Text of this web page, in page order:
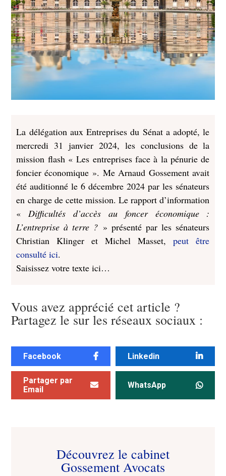
La délégation aux Entreprises du Sénat a adopté, le
mercredi 31 janvier 2024, les conclusions de la
mission flash « Les entreprises face à la pénurie de
foncier économique ». Me Arnaud Gossement avait
été auditionné le 6 décembre 2024 par les sénateurs
en charge de cette mission. Le rapport d’information
«Difficultés d’accès au foncer économique :
L’entreprise à terre ? » présenté par les sénateurs
Christian Klinger et Michel Masset,
peut être
consulté ici.
Saisissez votre texte ici…
Vous avez apprécié cet article ?
Partagez le sur les réseaux sociaux :
Facebook Linkedin
Partager par
Email
WhatsApp
Découvrez le cabinet
Gossement Avocats